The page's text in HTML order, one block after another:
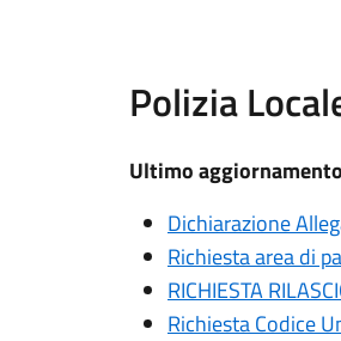
Polizia
Ultimo aggiornamento
Dichiarazione
Richiesta area di
RICHIESTA
Richiesta Codice